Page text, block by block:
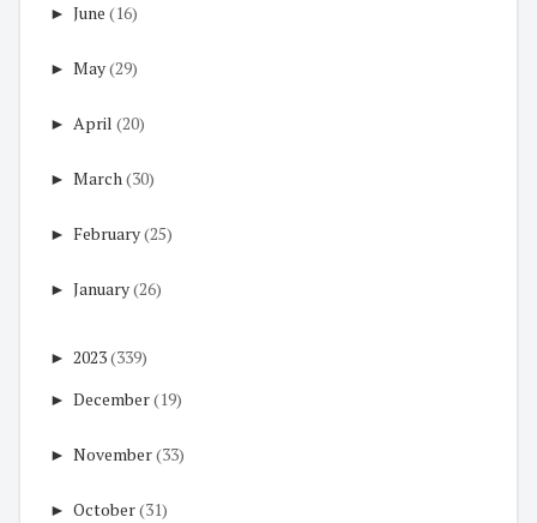
► June (16)
► May(29)
► April (20)
► March(30)
► February(25)
► January(26)
► 2023(339)
► December(19)
► November(33)
► October(31)